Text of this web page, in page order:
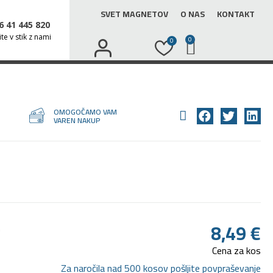
41 445 820
v stik z nami
SVET MAGNETOV O NAS KONTAKT
0 0
OMOGOČAMO VAM
VAREN NAKUP
8,49€
Cena za kos
Za naročila nad 500 kosov pošljite povpraševanje